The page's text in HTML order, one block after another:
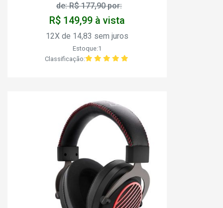
de: R$ 177,90 por:
R$ 149,99 à vista
12X de 14,83 sem juros
Estoque:1
Classificação: